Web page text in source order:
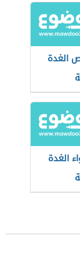
الغدة
الغدة